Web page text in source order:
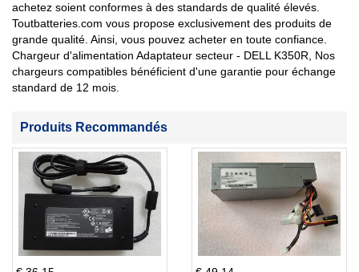
achetez soient conformes à des standards de qualité élevés.
Toutbatteries.com vous propose exclusivement des produits de
grande qualité. Ainsi, vous pouvez acheter en toute confiance.
Chargeur d'alimentation Adaptateur secteur - DELL K350R, Nos
chargeurs compatibles bénéficient d'une garantie pour échange
standard de 12 mois.
Produits Recommandés